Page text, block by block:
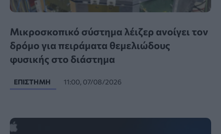
Μικροσκοπικό σύστημα λέιζερ ανοίγει τον
δρόμο για πειράματα θεμελιώδους
φυσικής στο διάστημα
ΕΠΙΣΤΉΜΗ 11:00, 07/08/2026